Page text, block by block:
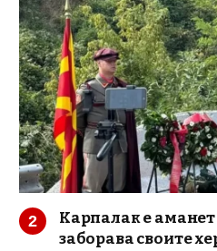
Карпалак е
заборава своите